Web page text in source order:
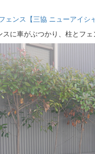
に車がぶつかり、柱とフ